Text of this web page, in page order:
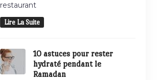
restaurant
Lire La Suite
10 astuces pour rester
hydraté pendant le
Ramadan